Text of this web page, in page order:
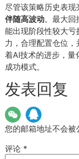
尽管该策略历史表现
伴随高波动。最大
能出现阶段性较大
力，合理配置仓位
着AI技术的进步，量
成功模式。
发表回复
您的邮箱地址不会被
评论 *